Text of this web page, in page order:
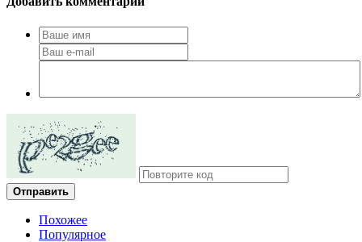
Отправить
Похожее
Популярное